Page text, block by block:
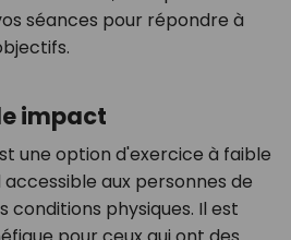
séances pour répondre à
impact
une option d'exercice à faible
aux personnes de
conditions physiques. Il est